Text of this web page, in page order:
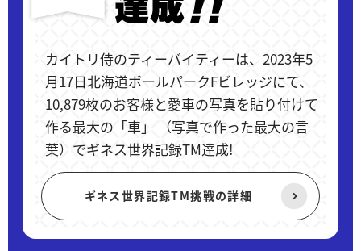
カイトリ侍のティーバイティーは、2023年5
月17日北海道ボールパークFビレッジにて、
10,879枚のお客様と愛車の写真を貼り付けて
作る最大の「車」 （写真で作った最大の言
葉）でギネス世界記録TM達成!
ギネス世界記録TM挑戦の詳細